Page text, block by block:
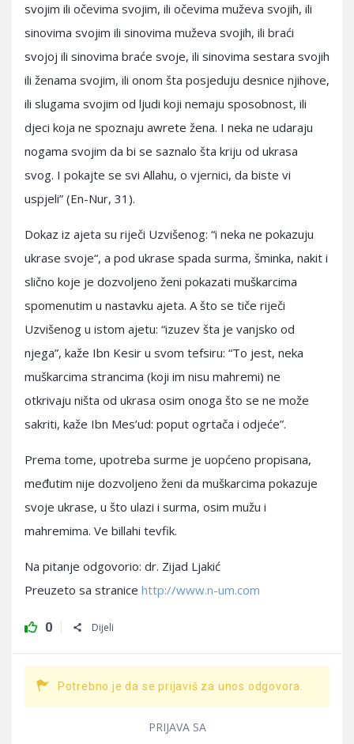
svojim ili očevima svojim, ili očevima muževa svojih, ili
sinovima svojim ili sinovima muževa svojih, ili braći
svojoj ili sinovima braće svoje, ili sinovima sestara svojih
ili ženama svojim, ili onom šta posjeduju desnice njihove,
ili slugama svojim od ljudi koji nemaju sposobnost, ili
djeci koja ne spoznaju awrete žena. I neka ne udaraju
nogama svojim da bi se saznalo šta kriju od ukrasa
svog. I pokajte se svi Allahu, o vjernici, da biste vi
uspjeli” (En-Nur, 31).
Dokaz iz ajeta su riječi Uzvišenog: “i neka ne pokazuju
ukrase svoje“, a pod ukrase spada surma, šminka, nakit i
slično koje je dozvoljeno ženi pokazati muškarcima
spomenutim u nastavku ajeta. A što se tiče riječi
Uzvišenog u istom ajetu: “izuzev šta je vanjsko od
njega”, kaže Ibn Kesir u svom tefsiru: “To jest, neka
muškarcima strancima (koji im nisu mahremi) ne
otkrivaju ništa od ukrasa osim onoga što se ne može
sakriti, kaže Ibn Mes’ud: poput ogrtača i odjeće”.
Prema tome, upotreba surme je uopćeno propisana,
međutim nije dozvoljeno ženi da muškarcima pokazuje
svoje ukrase, u što ulazi i surma, osim mužu i
mahremima. Ve billahi tevfik.
Na pitanje odgovorio: dr. Zijad Ljakić
Preuzeto sa stranice http://www.n-um.com
0 Dijeli
Potrebno je da se prijaviš za unos odgovora.
PRIJAVA SA